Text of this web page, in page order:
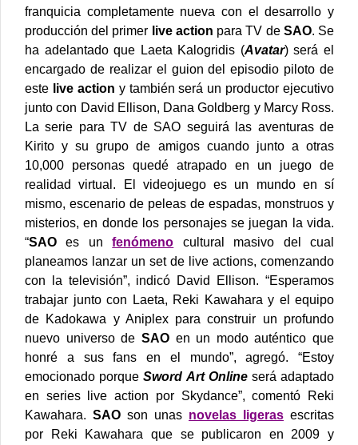
franquicia completamente nueva con el desarrollo y
producción del primer live action para TV de SAO. Se
ha adelantado que Laeta Kalogridis (Avatar) será el
encargado de realizar el guion del episodio piloto de
este live action y también será un productor ejecutivo
junto con David Ellison, Dana Goldberg y Marcy Ross.
La serie para TV de SAO seguirá las aventuras de
Kirito y su grupo de amigos cuando junto a otras
10,000 personas quedé atrapado en un juego de
realidad virtual. El videojuego es un mundo en sí
mismo, escenario de peleas de espadas, monstruos y
misterios, en donde los personajes se juegan la vida.
“SAO es unfenómeno cultural masivo del cual
planeamos lanzar un set de live actions, comenzando
con la televisión”, indicó David Ellison. “Esperamos
trabajar junto con Laeta, Reki Kawahara y el equipo
de Kadokawa y Aniplex para construir un profundo
nuevo universo de SAOen un modo auténtico que
honré a sus fans en el mundo”, agregó.
“Estoy
emocionado porqueSword Art Onlineserá adaptado
en series live action por Skydance”, comentó Reki
Kawahara. SAO son unas novelas ligeras escritas
por Reki Kawahara que se publicaron en 2009 y